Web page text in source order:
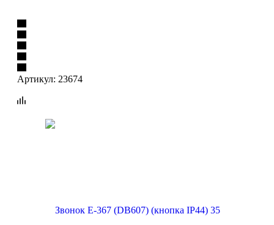
Артикул: 23674